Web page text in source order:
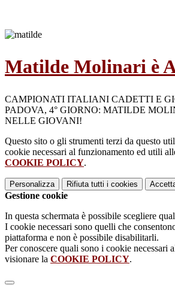
Matilde Molinari è
CAMPIONATI ITALIANI CADETTI E
PADOVA, 4° GIORNO: MATILDE
NELLE GIOVANI!
Questo sito o gli strumenti terzi da questo
cookie necessari al funzionamento ed utili
COOKIE POLICY.
Personalizza Rifiuta tutti i cookies
Gestione cookie
In questa schermata è possibile scegliere
I cookie necessari sono quelli che
piattaforma e non è possibile disabilitarli.
Per conoscere quali sono i cookie necessari
visionare la COOKIE POLICY.